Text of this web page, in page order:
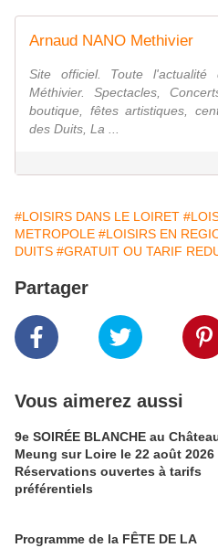
Arnaud NANO Methivier
Site officiel. Toute l'actualité
Méthivier. Spectacles,
boutique, fêtes artistiques,
des Duits, La ...
#LOISIRS DANS LE LOIRET
METROPOLE #LOISIRS EN
DUITS #GRATUIT OU TARIF
Partager
Vous aimerez aussi
9e SOIRÉE BLANCHE au
Meung sur Loire le 22 août 2026
Réservations ouvertes à tarifs
préférentiels
Programme de la FÊTE DE LA